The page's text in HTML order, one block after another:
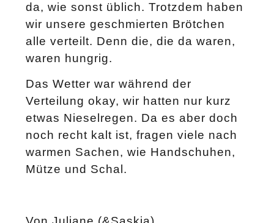
da, wie sonst üblich. Trotzdem haben
wir unsere geschmierten Brötchen
alle verteilt. Denn die, die da waren,
waren hungrig.
Das Wetter war während der
Verteilung okay, wir hatten nur kurz
etwas Nieselregen. Da es aber doch
noch recht kalt ist, fragen viele nach
warmen Sachen, wie Handschuhen,
Mütze und Schal.